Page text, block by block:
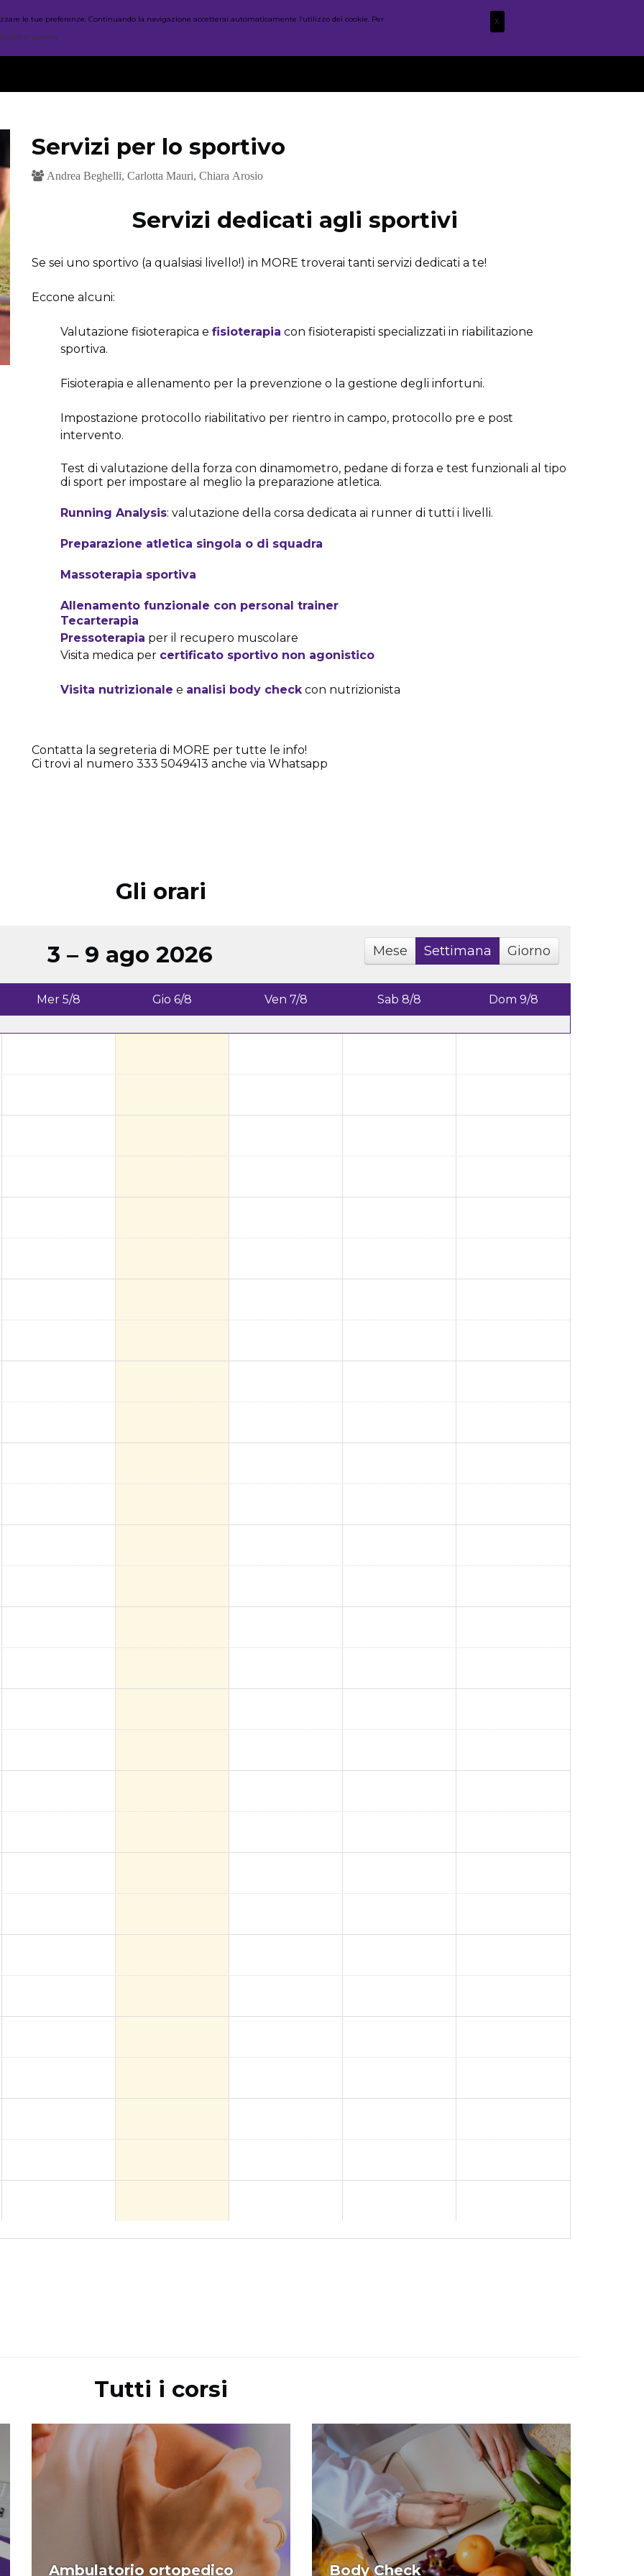
Servizi per lo sportivo
Andrea Beghelli, Carlotta Mauri, Chiara Arosio
Servizi dedicati agli sportivi
Se sei uno sportivo (a qualsiasi livello!) in MORE troverai tanti servizi dedicati a te!
Eccone alcuni:
Valutazione fisioterapica e fisioterapia con fisioterapisti specializzati in riabilitazione
sportiva.
Fisioterapia e allenamento per la prevenzione o la gestione degli infortuni.
Impostazione protocollo riabilitativo per rientro in campo, protocollo pre e post
intervento.
Test di valutazione della forza con dinamometro, pedane di forza e test funzionali al tipo
di sport per impostare al meglio la preparazione atletica.
Running Analysis: valutazione della corsa dedicata ai runner di tutti i livelli.
Preparazione atletica singola o di squadra
Massoterapia sportiva
Allenamento funzionale con personal trainer
Tecarterapia
Pressoterapia per il recupero muscolare
Visita medica per certificato sportivo non agonistico
Visita nutrizionale e analisi body checkcon nutrizionista
Contatta la segreteria di MORE per tutte le info!
Ci trovi al numero 333 5049413 anche via Whatsapp
Gli orari
Mese Settimana Giorno
3 – 9 ago 2026
Mer 5/8 Gio 6/8 Ven 7/8 Sab 8/8 Dom 9/8
Tutti i corsi
Ambulatorio ortopedico Body Check
le tue preferenze. Continuando la navigazione accetterai automaticamente l’utilizzo dei cookie. Per
ai cookie.
X